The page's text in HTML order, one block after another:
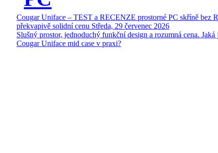
Cougar Uniface – TEST a RECENZE prostorné PC skříně bez
překvapivě solidní cenu Středa, 29 červenec 2026
Slušný prostor, jednoduchý funkční design a rozumná cena. Jaká
Cougar Uniface mid case v praxi?